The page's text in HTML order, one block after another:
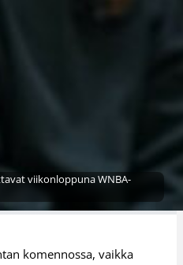
viikonloppuna WNBA-
komennossa, vaikka